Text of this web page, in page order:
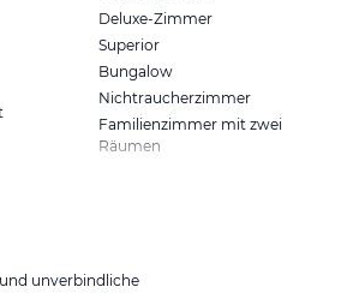
Deluxe-Zimmer
Superior
Bungalow
Nichtraucherzimmer
Familienzimmer mit zwei
Räumen
unverbindliche